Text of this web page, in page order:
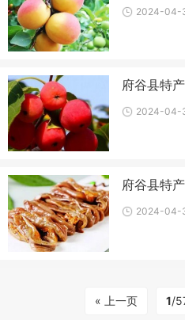
2024-04-
府谷县特
2024-04-
府谷县特
2024-04-
« 上一页 1/